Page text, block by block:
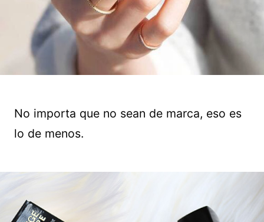
No importa que no sean de marca, eso es
lo de menos.